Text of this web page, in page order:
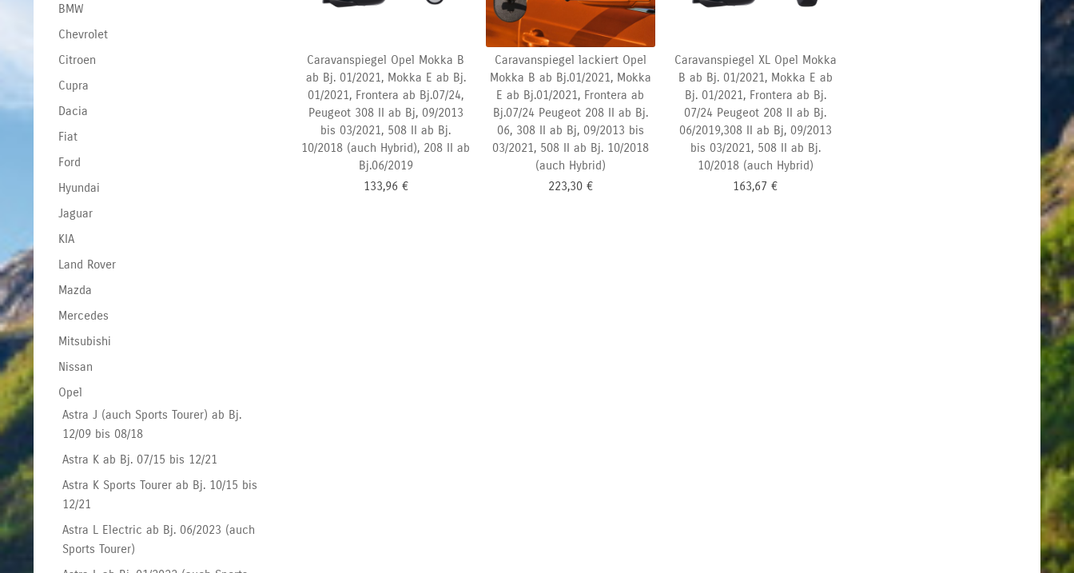
BMW
Chevrolet
Citroen
Cupra
Dacia
Fiat
Ford
Hyundai
Jaguar
KIA
Land Rover
Mazda
Mercedes
Mitsubishi
Nissan
Opel
Astra J (auch Sports Tourer) ab Bj.
12/09 bis 08/18
Astra K ab Bj. 07/15 bis 12/21
Astra K Sports Tourer ab Bj. 10/15 bis
12/21
Astra L Electric ab Bj. 06/2023 (auch
Sports Tourer)
Caravanspiegel Opel Mokka B
ab Bj. 01/2021, Mokka E ab Bj.
01/2021, Frontera ab Bj.07/24,
Peugeot 308 II ab Bj, 09/2013
bis 03/2021, 508 II ab Bj.
10/2018 (auch Hybrid), 208 II ab
Bj.06/2019
133,96 €
Caravanspiegel lackiert Opel
Mokka B ab Bj.01/2021, Mokka
E ab Bj.01/2021, Frontera ab
Bj.07/24 Peugeot 208 II ab Bj.
06, 308 II ab Bj, 09/2013 bis
03/2021, 508 II ab Bj. 10/2018
(auch Hybrid)
223,30€
Caravanspiegel XL Opel Mokka
B ab Bj. 01/2021, Mokka E ab
Bj. 01/2021, Frontera ab Bj.
07/24 Peugeot 208 II ab Bj.
06/2019,308 II ab Bj, 09/2013
bis 03/2021, 508 II ab Bj.
10/2018 (auch Hybrid)
163,67 €